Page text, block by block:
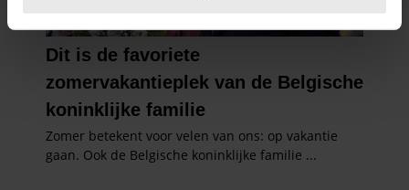
intrekken in de Cookieverklaring.
We gebruiken cookies om content en advertenties te
personaliseren, om functies voor social media te bieden
en om ons websiteverkeer te analyseren. Ook delen we
informatie over uw gebruik van onze site met onze
partners voor social media, adverteren en analyse. Deze